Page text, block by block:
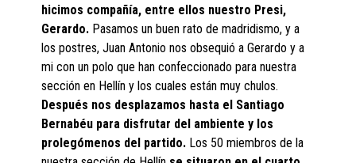
hicimos compañía, entre ellos nuestro Presi,
Gerardo. Pasamos un buen rato de madridismo, y a
los postres, Juan Antonio nos obsequió a Gerardo y a
mi con un polo que han confeccionado para nuestra
sección en Hellín y los cuales están muy chulos.
Después nos desplazamos hasta el Santiago
Bernabéu para disfrutar del ambiente y los
prolegómenos del partido. Los 50 miembros de la